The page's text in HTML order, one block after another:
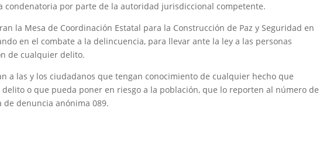
condenatoria por parte de la autoridad jurisdiccional competente.
la Mesa de Coordinación Estatal para la Construcción de Paz y Seguridad en
en el combate a la delincuencia, para llevar ante la ley a las personas
de cualquier delito.
a las y los ciudadanos que tengan conocimiento de cualquier hecho que
o que pueda poner en riesgo a la población, que lo reporten al número de
de denuncia anónima 089.